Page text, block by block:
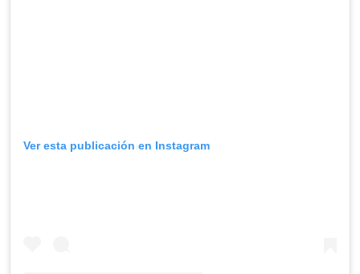
Ver esta publicación en Instagram